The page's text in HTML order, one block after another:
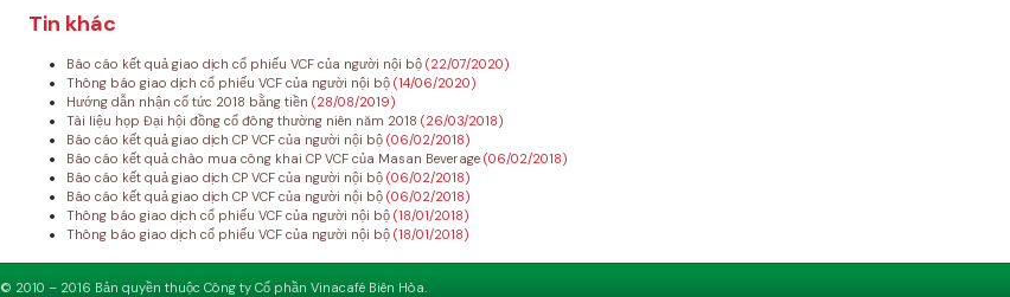
Tin khác
Báo cáo kết quả giao dịch cổ phiếu VCF của người nội bộ (22/07/2020)
Thông báo giao dịch cổ phiếu VCF của người nội bộ (14/06/2020)
Hướng dẫn nhận cổ tức 2018 bằng tiền (28/08/2019)
Tài liệu họp Đại hội đồng cổ đông thường niên năm 2018 (26/03/2018)
Báo cáo kết quả giao dịch CP VCF của người nội bộ (06/02/2018)
Báo cáo kết quả chào mua công khai CP VCF của Masan Beverage (06/02/2018)
Báo cáo kết quả giao dịch CP VCF của người nội bộ (06/02/2018)
Báo cáo kết quả giao dịch CP VCF của người nội bộ (06/02/2018)
Thông báo giao dịch cổ phiếu VCF của người nội bộ (18/01/2018)
Thông báo giao dịch cổ phiếu VCF của người nội bộ (18/01/2018)
© 2010 – 2016 Bản quyền thuộc Công ty Cổ phần Vinacafé Biên Hòa.